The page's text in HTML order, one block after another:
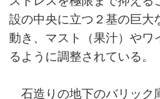
設の中央に立つ２基の巨大
動き、マスト（果汁）やワ
るように調整されている。
石造りの地下のバリック